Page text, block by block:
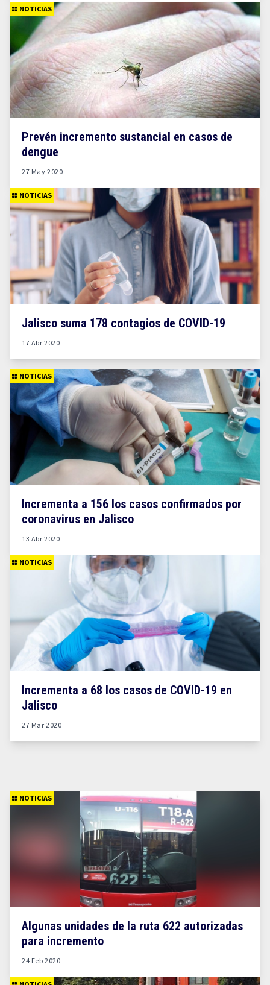
NOTICIAS
Prevén incremento sustancial en casos de
dengue
27 May 2020
NOTICIAS
Jalisco suma 178 contagios de COVID-19
17 Abr 2020
NOTICIAS
Incrementa a 156 los casos confirmados por
coronavirus en Jalisco
13 Abr 2020
NOTICIAS
Incrementa a 68 los casos de COVID-19 en
Jalisco
27 Mar 2020
NOTICIAS
Algunas unidades de la ruta 622 autorizadas
para incremento
24 Feb 2020